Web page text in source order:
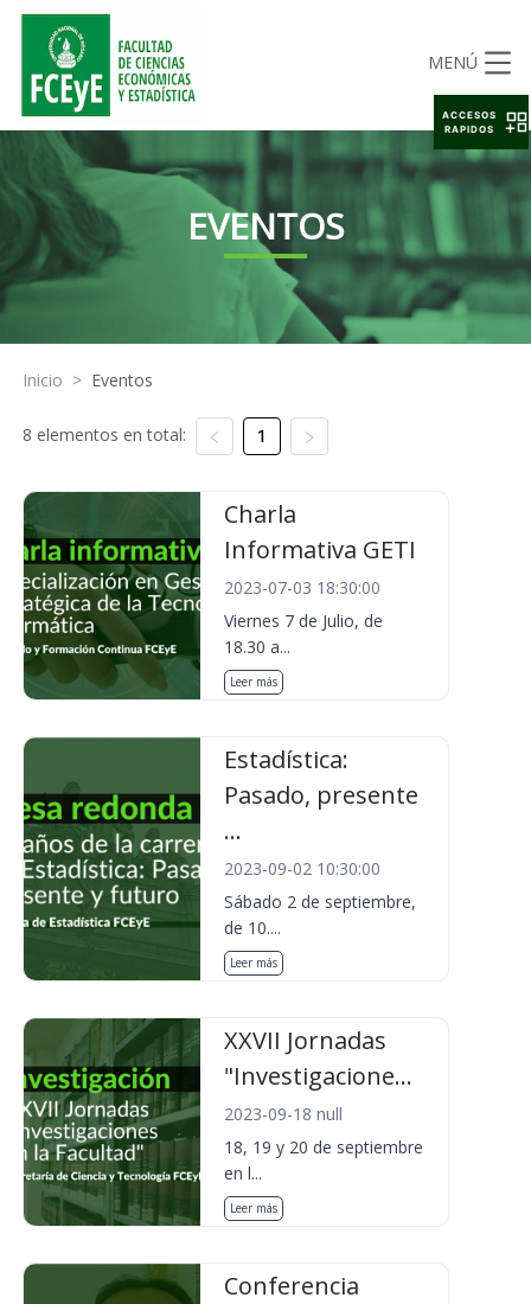
MENÚ
EVENTOS
Inicio > Eventos
8 elementos en total: 1
Charla
Informativa GETI
2023-07-03 18:30:00
Viernes 7 de Julio, de
18.30 a...
Leer más
Estadística:
Pasado, presente
...
2023-09-02 10:30:00
Sábado 2 de septiembre,
de 10....
Leer más
XXVII Jornadas
"Investigacione...
2023-09-18 null
18, 19 y 20 de septiembre
en l...
Leer más
Conferencia
ACCESOS
RAPIDOS